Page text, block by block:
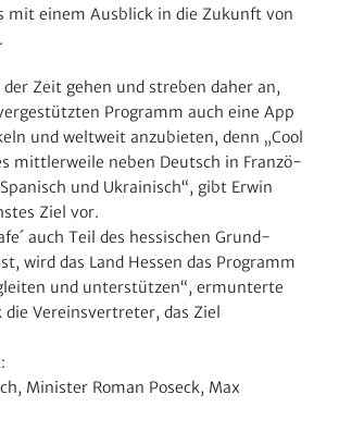
mit einem Ausblick in die Zukunft von
Zeit gehen und streben daher an,
Programm auch eine App
und welt­weit anzu­bieten, denn „Cool
mitt­ler­weile neben Deutsch in Fran­zö­
und Ukrai­nisch“, gibt Erwin
Ziel vor.
auch Teil des hessi­schen Grund­
wird das Land Hessen das Programm
und unter­stützen“, ermun­terte
die Vereins­ver­treter, das Ziel
Minister Roman Poseck, Max